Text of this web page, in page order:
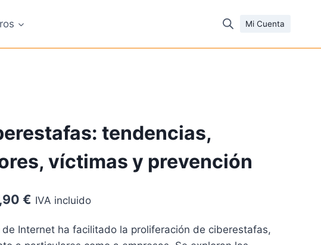
Mi Cuenta
tendencias,
víctimas y prevención
€El
actual
IVA incluido
de Internet ha facilitado la proliferación de ciberestafas,